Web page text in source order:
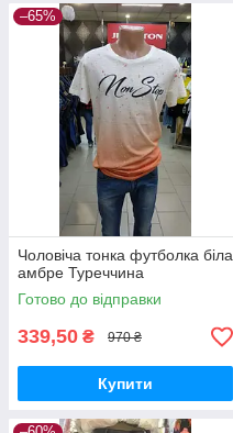
–65%
Чоловіча тонка футболка біла
амбре Туреччина
Готово до відправки
339,50 ₴ 970 ₴
Купити